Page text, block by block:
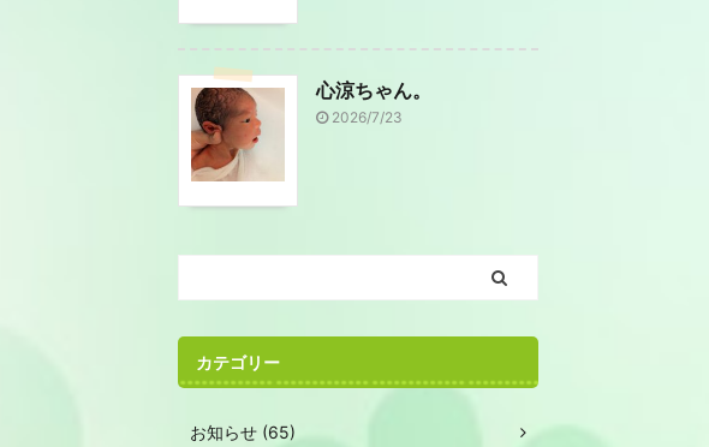
心涼ちゃん。
2026/7/23
カテゴリー
お知らせ (65)